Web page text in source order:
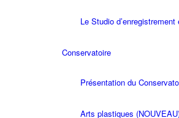
Le Studio
Conservatoire
Présentation du
Arts plastiques